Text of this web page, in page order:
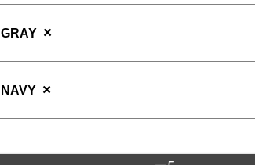
GRAY ×
NAVY ×